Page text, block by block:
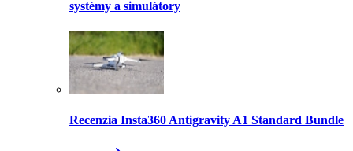
systémy a simulátory
Recenzia Insta360 Antigravity A1 Standard Bundle